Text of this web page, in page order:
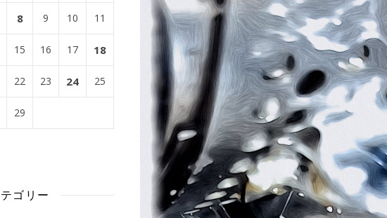
8 9 10 11
15 16 17 18
22 23 24 25
29
ゴリー